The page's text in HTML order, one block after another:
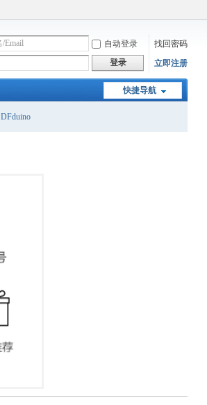
自动登录
找回密码
登录 立即注册
快捷导航
DFduino